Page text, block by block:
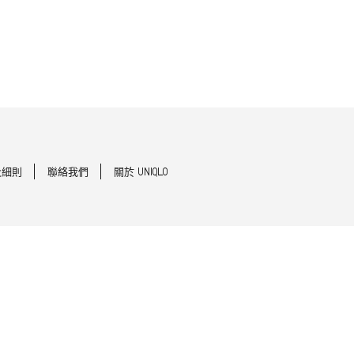
則 聯絡我們 關於 UNIQLO